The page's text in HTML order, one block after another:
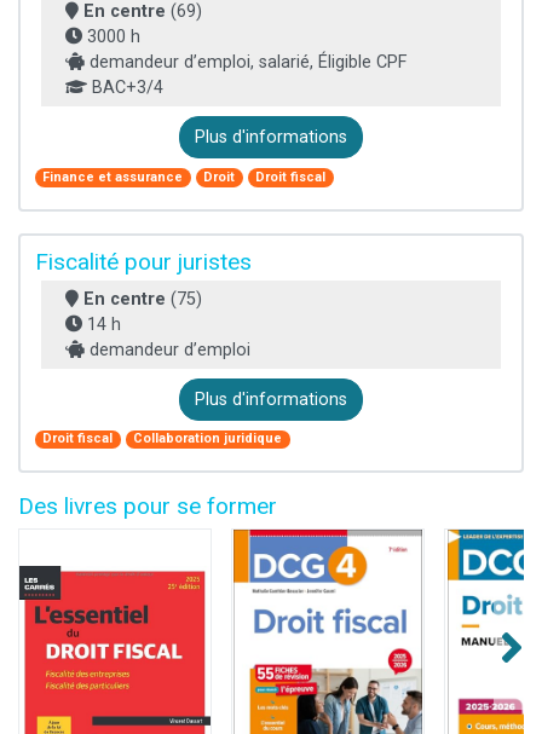
En centre (69)
3000 h
demandeur d’emploi, salarié, Éligible CPF
BAC+3/4
Plus d'informations
Finance et assurance Droit Droit fiscal
Fiscalité pour juristes
En centre (75)
14 h
demandeur d’emploi
Plus d'informations
Droit fiscal Collaboration juridique
Des livres pour se former